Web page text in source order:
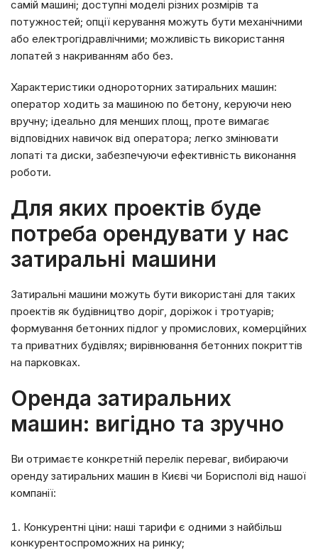
самій машині; доступні моделі різних розмірів та
потужностей; опції керування можуть бути механічними
або електрогідравлічними; можливість використання
лопатей з накриванням або без.
Характеристики однороторних затиральних машин:
оператор ходить за машиною по бетону, керуючи нею
вручну; ідеально для менших площ, проте вимагає
відповідних навичок від оператора; легко змінювати
лопаті та диски, забезпечуючи ефективність виконання
роботи.
Для яких проектів буде
потреба орендувати у нас
затиральні машини
Затиральні машини можуть бути використані для таких
проектів як будівництво доріг, доріжок і тротуарів;
формування бетонних підлог у промислових, комерційних
та приватних будівлях; вирівнювання бетонних покриттів
на парковках.
Оренда затиральних
машин: вигідно та зручно
Ви отримаєте конкретній перелік переваг, вибираючи
оренду затиральних машин в Києві чи Борисполі від нашої
компанії:
Конкурентні ціни: наші тарифи є одними з найбільш
конкурентоспроможних на ринку;